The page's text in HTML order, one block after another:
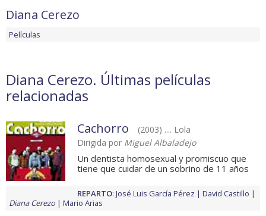
Diana Cerezo
Películas
Diana Cerezo. Últimas películas
relacionadas
Cachorro
(2003) .... Lola
Dirigida por Miguel Albaladejo
Un dentista homosexual y promiscuo que
tiene que cuidar de un sobrino de 11 años
REPARTO: José Luis García Pérez
David Castillo
Diana Cerezo
Mario Arias